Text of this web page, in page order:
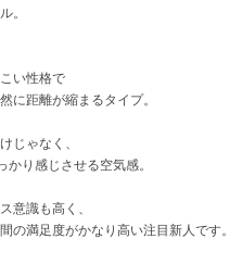
。
い性格で
に距離が縮まるタイプ。
じゃなく、
かり感じさせる空気感。
意識も高く、
の満足度がかなり高い注目新人です。